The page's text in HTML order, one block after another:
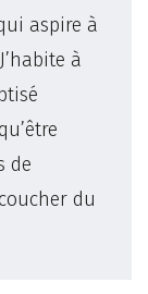
aspire à
à
de
du